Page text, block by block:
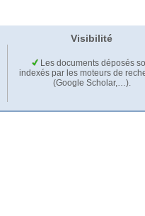
Visibilité
Les documents déposés
indexés par les moteurs de
(Google Scholar,…).